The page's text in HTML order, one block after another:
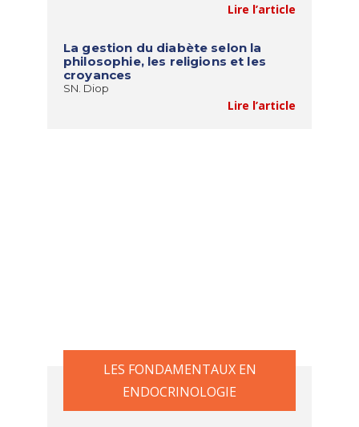
Lire l’article
La gestion du diabète selon la
philosophie, les religions et les
croyances
SN. Diop
Lire l’article
LES FONDAMENTAUX EN
ENDOCRINOLOGIE